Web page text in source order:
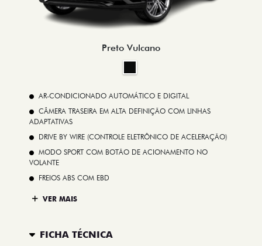
Preto Vulcano
AR-CONDICIONADO AUTOMÁTICO E DIGITAL
CÂMERA TRASEIRA EM ALTA DEFINIÇÃO COM LINHAS
ADAPTATIVAS
DRIVE BY WIRE (CONTROLE ELETRÔNICO DE ACELERAÇÃO)
MODO SPORT COM BOTÃO DE ACIONAMENTO NO
VOLANTE
FREIOS ABS COM EBD
VER MAIS
FICHA TÉCNICA